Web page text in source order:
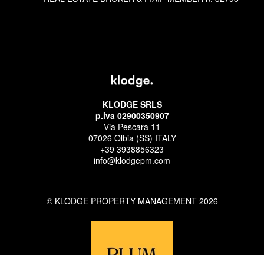
KLODGE SRLS
p.iva 02900350907
Via Pescara 11
07026 Olbia (SS) ITALY
+39 3938856323
info@klodgepm.com
© KLODGE PROPERTY MANAGEMENT 2026